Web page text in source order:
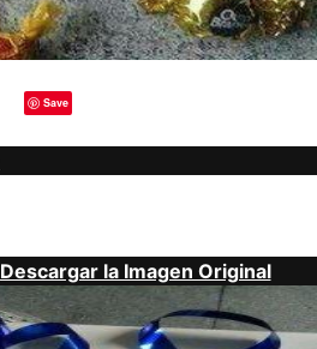
Save
Descargar la Imagen Original